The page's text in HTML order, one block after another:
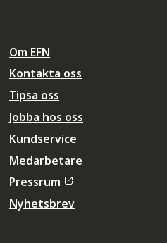
Om EFN
Kontakta oss
Tipsa oss
Jobba hos oss
Kundservice
Medarbetare
Pressrum
Nyhetsbrev